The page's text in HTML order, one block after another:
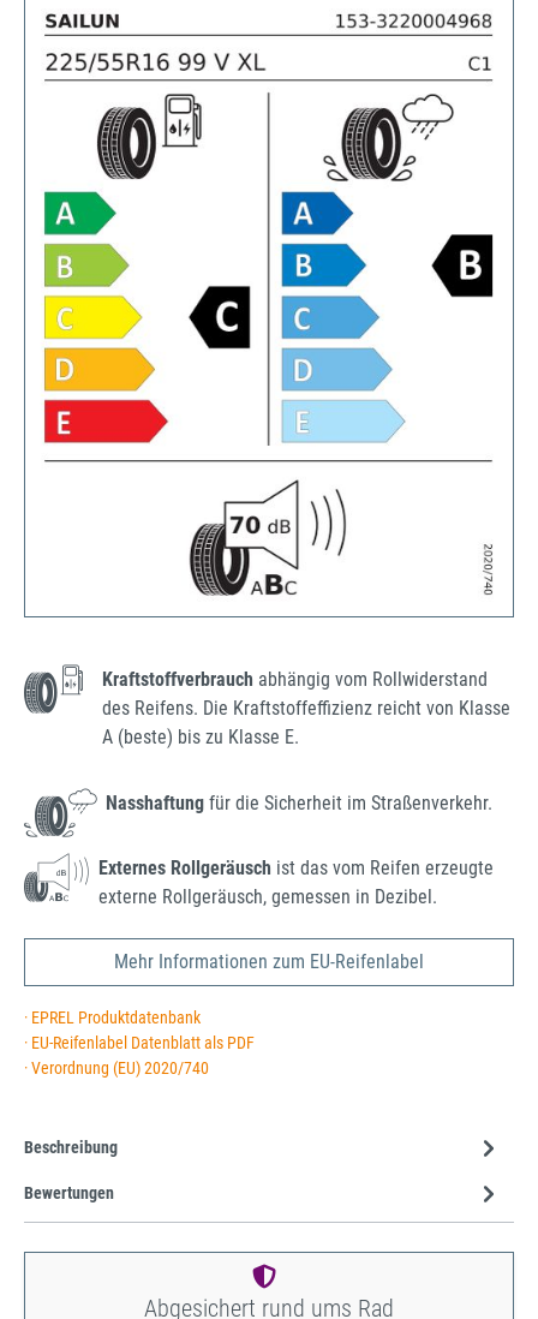
Kraftstoffverbrauch abhängig vom Rollwiderstand
des Reifens. Die Kraftstoffeffizienz reicht von Klasse
A (beste) bis zu Klasse E.
Nasshaftung für die Sicherheit im Straßenverkehr.
Externes Rollgeräusch ist das vom Reifen erzeugte
externe Rollgeräusch, gemessen in Dezibel.
Mehr Informationen zum EU-Reifenlabel
· EPREL Produktdatenbank
· EU-Reifenlabel Datenblatt als PDF
· Verordnung (EU) 2020/740
Beschreibung
Bewertungen
Abgesichert rund ums Rad